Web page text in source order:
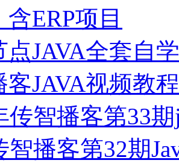
含ERP项目
点JAVA全套自
客JAVA视频教
传智播客第33
智播客第32期